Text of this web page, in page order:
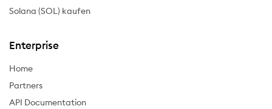
Solana (SOL) kaufen
Enterprise
Home
Partners
API Documentation